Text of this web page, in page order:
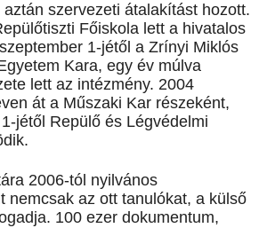
szervezeti átalakítást hozott.
Főiskola lett a hivatalos
1-jétől a Zrínyi Miklós
Kara, egy év múlva
lett az intézmény. 2004
át a Műszaki Kar részeként,
jétől Repülő és Légvédelmi
2006-tól nyilvános
nemcsak az ott tanulókat, a külső
100 ezer dokumentum,